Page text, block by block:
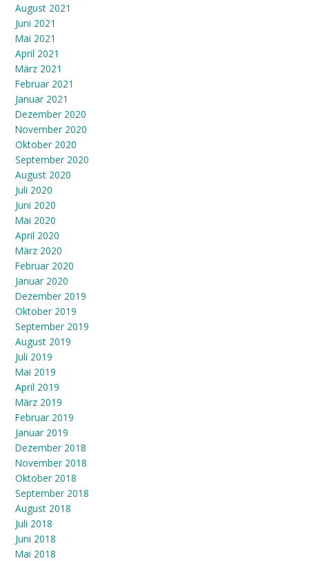
August 2021
Juni 2021
Mai 2021
April 2021
März 2021
Februar 2021
Januar 2021
Dezember 2020
November 2020
Oktober 2020
September 2020
August 2020
Juli 2020
Juni 2020
Mai 2020
April 2020
März 2020
Februar 2020
Januar 2020
Dezember 2019
Oktober 2019
September 2019
August 2019
Juli 2019
Mai 2019
April 2019
März 2019
Februar 2019
Januar 2019
Dezember 2018
November 2018
Oktober 2018
September 2018
August 2018
Juli 2018
Juni 2018
Mai 2018